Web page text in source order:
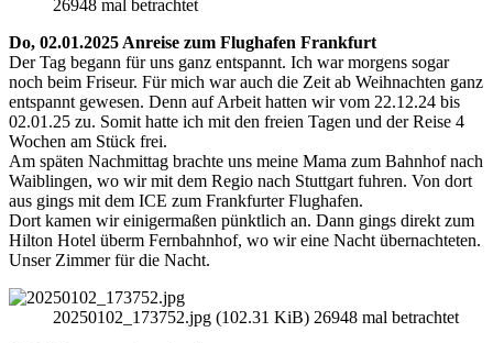
26948 mal betrachtet
Do, 02.01.2025 Anreise zum Flughafen Frankfurt
Der Tag begann für uns ganz entspannt. Ich war morgens sogar
noch beim Friseur. Für mich war auch die Zeit ab Weihnachten ganz
entspannt gewesen. Denn auf Arbeit hatten wir vom 22.12.24 bis
02.01.25 zu. Somit hatte ich mit den freien Tagen und der Reise 4
Wochen am Stück frei.
Am späten Nachmittag brachte uns meine Mama zum Bahnhof nach
Waiblingen, wo wir mit dem Regio nach Stuttgart fuhren. Von dort
aus gings mit dem ICE zum Frankfurter Flughafen.
Dort kamen wir einigermaßen pünktlich an. Dann gings direkt zum
Hilton Hotel überm Fernbahnhof, wo wir eine Nacht übernachteten.
Unser Zimmer für die Nacht.
20250102_173752.jpg (102.31 KiB) 26948 mal betrachtet